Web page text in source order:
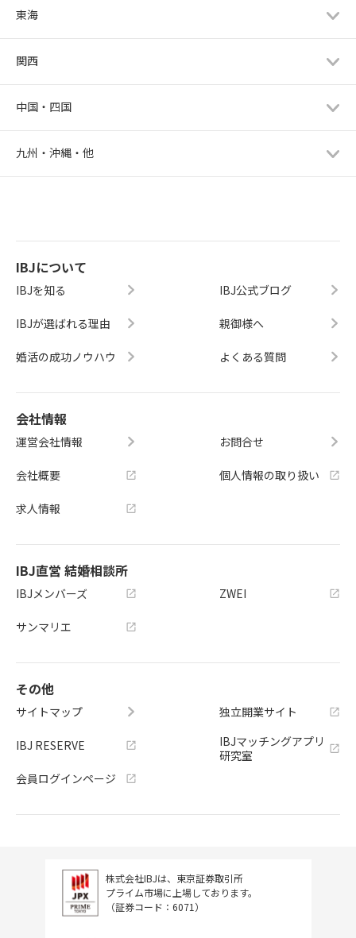
東海
関西
中国・四国
九州・沖縄・他
IBJについて
IBJを知る
IBJが選ばれる理由
婚活の成功ノウハウ
IBJ公式ブログ
親御様へ
よくある質問
会社情報
運営会社情報
会社概要
求人情報
お問合せ
個人情報の取り扱い
IBJ直営 結婚相談所
IBJメンバーズ
サンマリエ
ZWEI
その他
サイトマップ
IBJ RESERVE
会員ログインページ
独立開業サイト
IBJマッチングアプリ
研究室
株式会社IBJは、東京証券取引所
プライム市場に上場しております。
（証券コード：6071）